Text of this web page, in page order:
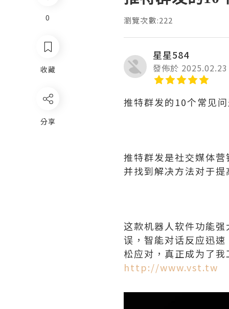
瀏覽次數:222
星星584
發佈於 2025.02.23
推特群发的10个常见
推特群发是社交媒体
并找到解决方法对于
这款机器人软件功能
误，智能对话反应迅
松应对，真正成为了
http://www.vst.tw
0
收藏
分享